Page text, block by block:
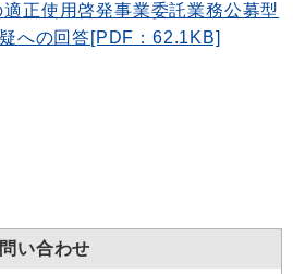
正使用啓発事業委託業務公募型
への回答[PDF：62.1KB]
い合わせ